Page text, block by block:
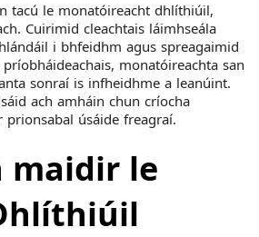
tacú le monatóireacht dhlíthiúil,
Cuirimid cleachtais láimhseála
i bhfeidhm agus spreagaimid
monatóireachta san
sonraí is infheidhme a leanúint.
ach amháin chun críocha
prionsabal úsáide freagraí.
maidir le